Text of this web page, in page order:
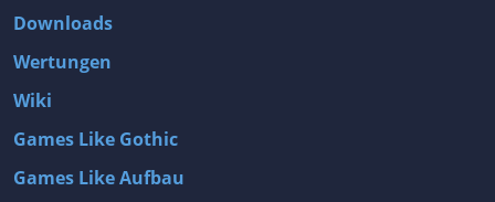
Downloads
Wertungen
Wiki
Games Like Gothic
Games Like Aufbau